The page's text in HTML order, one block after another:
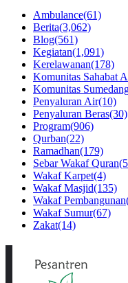
Ambulance(61)
Berita(3,062)
Blog(561)
Kegiatan(1,091)
Kerelawanan(178)
Komunitas Sahabat
Komunitas
Penyaluran Air(10)
Penyaluran Beras(30)
Program(906)
Qurban(22)
Ramadhan(179)
Sebar Wakaf Quran
Wakaf Karpet(4)
Wakaf Masjid(135)
Wakaf Pembangunan
Wakaf Sumur(67)
Zakat(14)